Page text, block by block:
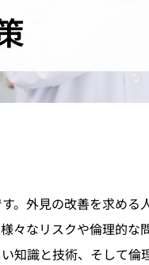
。外見の改善を求める
々なリスクや倫理的な
知識と技術、そして倫